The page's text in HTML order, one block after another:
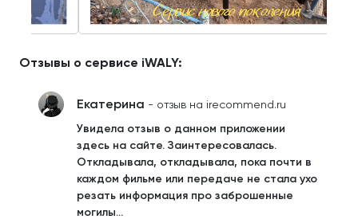
Отзывы о сервисе iWALY:
Екатерина - отзыв на irecommend.ru
Увидела отзыв о данном приложении
здесь на сайте. Заинтересовалась.
Откладывала, откладывала, пока почти в
каждом фильме или передаче не стала ухо
резать информация про заброшенные
могилы...